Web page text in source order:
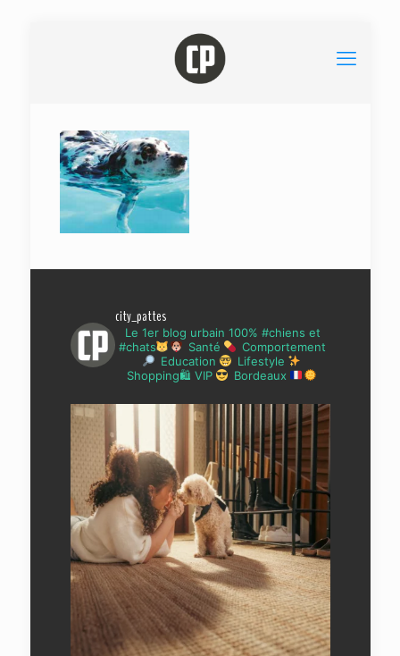
city_pattes
Le 1er blog urbain 100% #chiens et
#chats
Santé
Comportement
Education
Lifestyle
Shopping🛍 VIP
Bordeaux